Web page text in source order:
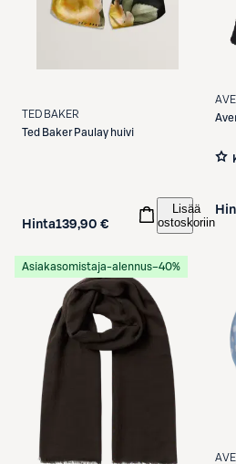
TED BAKER
Ted Baker Paulay huivi
Hinta139,90 €
Lisää
ostoskoriin
Asiakasomistaja-alennus−40%